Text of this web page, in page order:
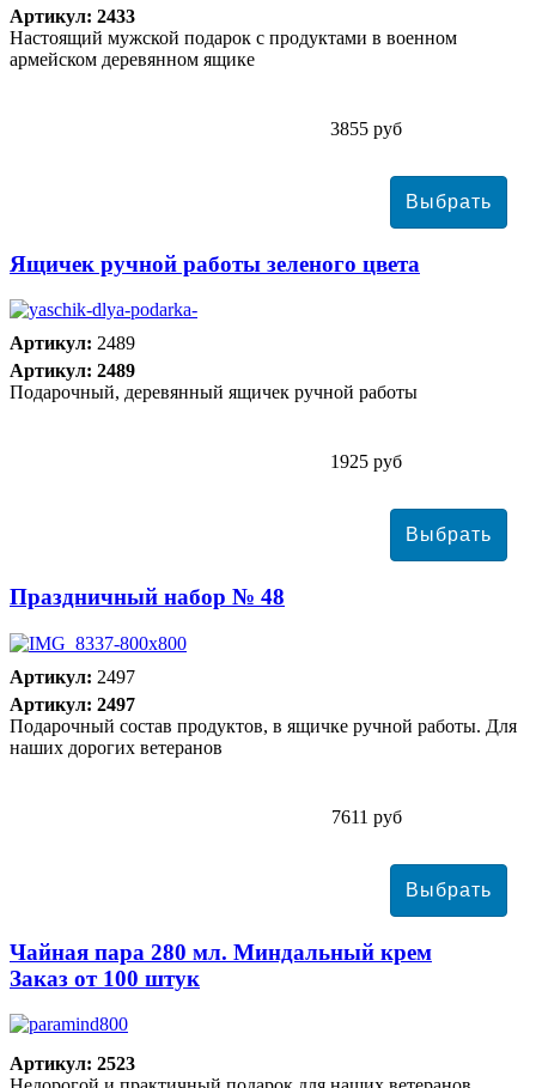
Артикул: 2433
Настоящий мужской подарок с продуктами в военном
армейском деревянном ящике
3855 руб
Ящичек ручной работы зеленого цвета
Артикул: 2489
Артикул: 2489
Подарочный, деревянный ящичек ручной работы
1925 руб
Праздничный набор № 48
Артикул: 2497
Артикул: 2497
Подарочный состав продуктов, в ящичке ручной работы. Для
наших дорогих ветеранов
7611 руб
Чайная пара 280 мл. Миндальный крем
Заказ от 100 штук
Артикул: 2523